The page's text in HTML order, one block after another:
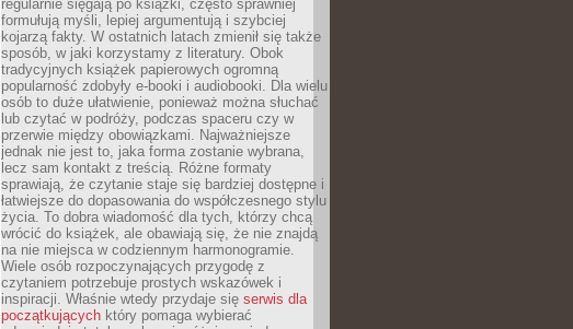
regularnie sięgają po książki, często sprawniej
formułują myśli, lepiej argumentują i szybciej
kojarzą fakty. W ostatnich latach zmienił się także
sposób, w jaki korzystamy z literatury. Obok
tradycyjnych książek papierowych ogromną
popularność zdobyły e-booki i audiobooki. Dla wielu
osób to duże ułatwienie, ponieważ można słuchać
lub czytać w podróży, podczas spaceru czy w
przerwie między obowiązkami. Najważniejsze
jednak nie jest to, jaka forma zostanie wybrana,
lecz sam kontakt z treścią. Różne formaty
sprawiają, że czytanie staje się bardziej dostępne i
łatwiejsze do dopasowania do współczesnego stylu
życia. To dobra wiadomość dla tych, którzy chcą
wrócić do książek, ale obawiają się, że nie znajdą
na nie miejsca w codziennym harmonogramie.
Wiele osób rozpoczynających przygodę z
czytaniem potrzebuje prostych wskazówek i
inspiracji. Właśnie wtedy przydaje się serwis dla
początkujących który pomaga wybierać